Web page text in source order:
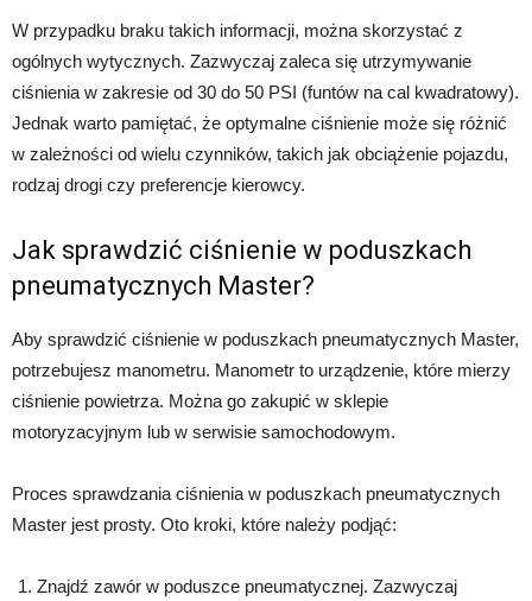
W przypadku braku takich informacji, można skorzystać z
ogólnych wytycznych. Zazwyczaj zaleca się utrzymywanie
ciśnienia w zakresie od 30 do 50 PSI (funtów na cal kwadratowy).
Jednak warto pamiętać, że optymalne ciśnienie może się różnić
w zależności od wielu czynników, takich jak obciążenie pojazdu,
rodzaj drogi czy preferencje kierowcy.
Jak sprawdzić ciśnienie w poduszkach
pneumatycznych Master?
Aby sprawdzić ciśnienie w poduszkach pneumatycznych Master,
potrzebujesz manometru. Manometr to urządzenie, które mierzy
ciśnienie powietrza. Można go zakupić w sklepie
motoryzacyjnym lub w serwisie samochodowym.
Proces sprawdzania ciśnienia w poduszkach pneumatycznych
Master jest prosty. Oto kroki, które należy podjąć:
Znajdź zawór w poduszce pneumatycznej. Zazwyczaj